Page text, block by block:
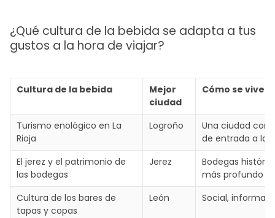
¿Qué cultura de la bebida se adapta a tus
gustos a la hora de viajar?
Cultura de la bebida
Mejor
ciudad
Cómo se vive
Turismo enológico en La
Rioja
Logroño
Una ciudad
de entrada a las
El jerez y el patrimonio de
las bodegas
Jerez
Bodegas
más profundo
Cultura de los bares de
tapas y copas
León Social, informal,